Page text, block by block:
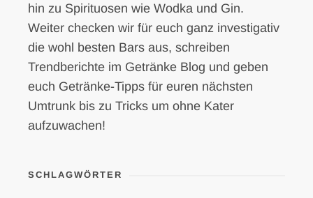
hin zu Spirituosen wie Wodka und Gin.
Weiter checken wir für euch ganz investigativ
die wohl besten Bars aus, schreiben
Trendberichte im Getränke Blog und geben
euch Getränke-Tipps für euren nächsten
Umtrunk bis zu Tricks um ohne Kater
aufzuwachen!
SCHLAGWÖRTER